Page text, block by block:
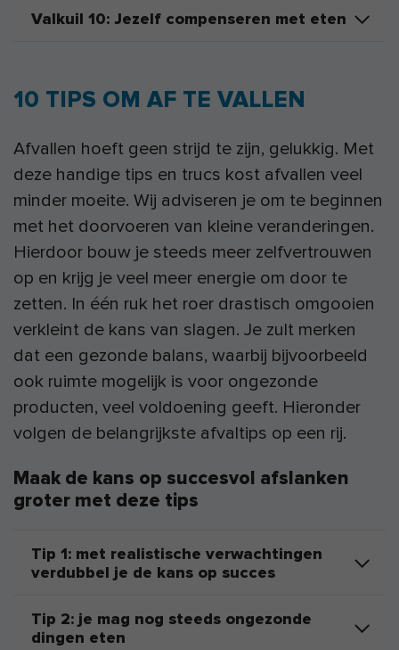
Valkuil 10: Jezelf compenseren met eten
10 TIPS OM AF TE VALLEN
Afvallen hoeft geen strijd te zijn, gelukkig. Met
deze handige tips en trucs kost afvallen veel
minder moeite. Wij adviseren je om te beginnen
met het doorvoeren van kleine veranderingen.
Hierdoor bouw je steeds meer zelfvertrouwen
op en krijg je veel meer energie om door te
zetten. In één ruk het roer drastisch omgooien
verkleint de kans van slagen. Je zult merken
dat een gezonde balans, waarbij bijvoorbeeld
ook ruimte mogelijk is voor ongezonde
producten, veel voldoening geeft. Hieronder
volgen de belangrijkste afvaltips op een rij.
Maak de kans op succesvol afslanken
groter met deze tips
Tip 1: met realistische verwachtingen
verdubbel je de kans op succes
Tip 2: je mag nog steeds ongezonde
dingen eten